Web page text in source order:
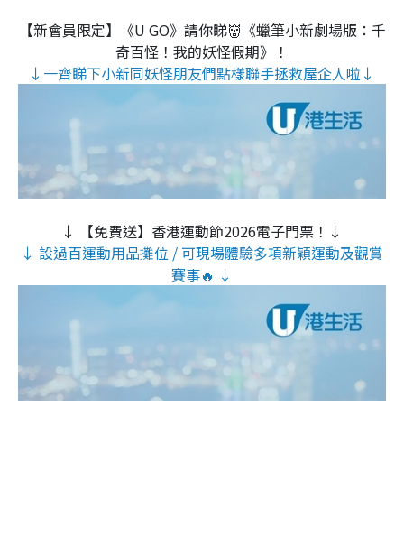
【新會員限定】《U GO》請你睇👹《蠟筆小新劇場版：千
奇百怪！我的妖怪假期》！
↓一齊睇下小新同妖怪朋友們點樣聯手拯救屋企人啦↓
↓ 【免費送】香港運動節2026電子門票！↓
↓ 設過百運動用品攤位 / 可現場體驗多項新穎運動及觀賞
賽事🔥 ↓